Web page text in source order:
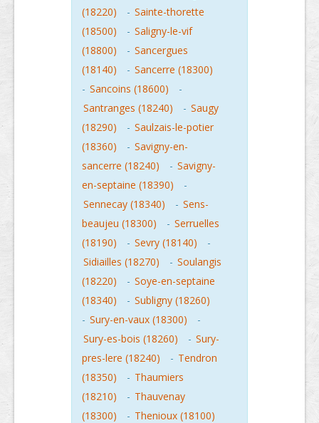
(18220)
- Sainte-thorette
(18500)
- Saligny-le-vif
(18800)
- Sancergues
(18140)
- Sancerre (18300)
- Sancoins (18600)
-
Santranges (18240)
- Saugy
(18290)
- Saulzais-le-potier
(18360)
- Savigny-en-
sancerre (18240)
- Savigny-
en-septaine (18390)
-
Sennecay (18340)
- Sens-
beaujeu (18300)
- Serruelles
(18190)
- Sevry (18140)
-
Sidiailles (18270)
- Soulangis
(18220)
- Soye-en-septaine
(18340)
- Subligny (18260)
- Sury-en-vaux (18300)
-
Sury-es-bois (18260)
- Sury-
pres-lere (18240)
- Tendron
(18350)
- Thaumiers
(18210)
- Thauvenay
(18300)
- Thenioux (18100)